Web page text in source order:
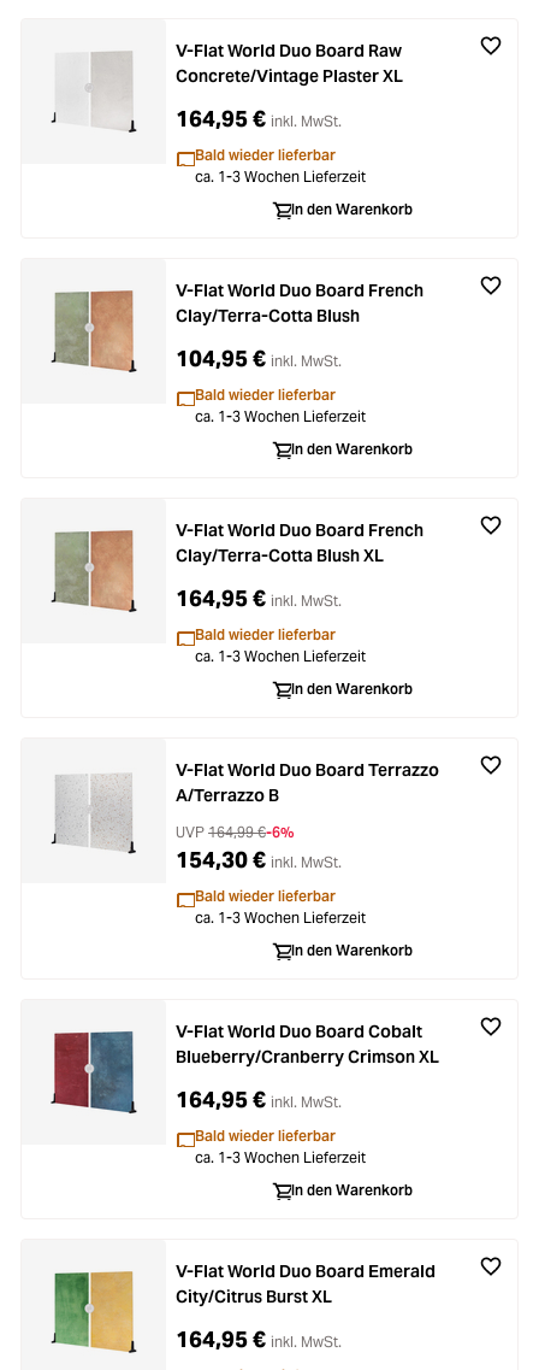
V-Flat World Duo Board Raw
Concrete/Vintage Plaster XL
164,95 € inkl. MwSt.
Bald wieder lieferbar
ca. 1-3 Wochen Lieferzeit
In den Warenkorb
V-Flat World Duo Board French
Clay/Terra-Cotta Blush
104,95 € inkl. MwSt.
Bald wieder lieferbar
ca. 1-3 Wochen Lieferzeit
In den Warenkorb
V-Flat World Duo Board French
Clay/Terra-Cotta Blush XL
164,95 € inkl. MwSt.
Bald wieder lieferbar
ca. 1-3 Wochen Lieferzeit
In den Warenkorb
V-Flat World Duo Board Terrazzo
A/Terrazzo B
UVP 164,99 €-6%
154,30 € inkl. MwSt.
Bald wieder lieferbar
ca. 1-3 Wochen Lieferzeit
In den Warenkorb
V-Flat World Duo Board Cobalt
Blueberry/Cranberry Crimson XL
164,95 € inkl. MwSt.
Bald wieder lieferbar
ca. 1-3 Wochen Lieferzeit
In den Warenkorb
V-Flat World Duo Board Emerald
City/Citrus Burst XL
164,95 € inkl. MwSt.